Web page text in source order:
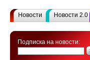
Новости Новости 2.0
Подписка на новости: